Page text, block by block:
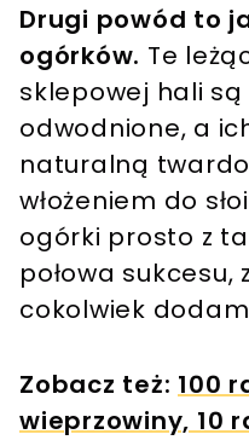
Drugi powód to
ogórków. Te
sklepowej hali są
odwodnione, a
naturalną
włożeniem do
ogórki prosto z
połowa sukcesu,
cokolwiek
Zobacz też: 100
wieprzowiny, 10